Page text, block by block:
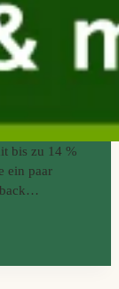
bis zu 14 %
ein paar
nicht